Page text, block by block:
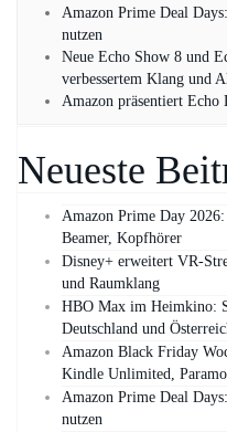
Amazon Prime Deal
nutzen
Neue Echo Show 8 und
verbessertem Klang und
Amazon präsentiert
Neueste
Amazon Prime Day
Beamer, Kopfhörer
Disney+ erweitert
und Raumklang
HBO Max im Heimkino:
Deutschland und
Amazon Black Friday
Kindle Unlimited,
Amazon Prime Deal
nutzen